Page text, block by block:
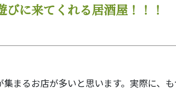
びに来てくれる居酒屋！！！
集まるお店が多いと思います。実際に、